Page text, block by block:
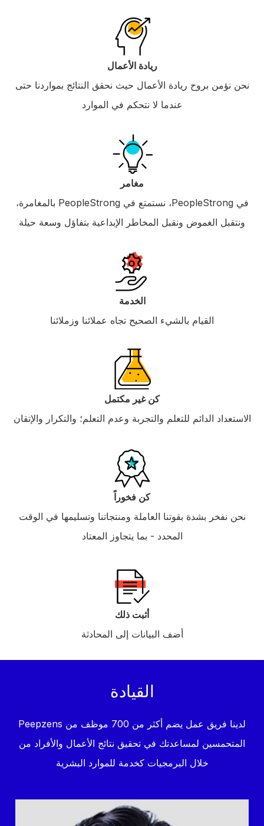
ريادة الأعمال
نحن نؤمن بروح ريادة الأعمال حيث نحقق النتائج بمواردنا حتى
عندما لا نتحكم في الموارد
مغامر
في PeopleStrong، نستمتع في PeopleStrong بالمغامرة،
ونتقبل الغموض ونقبل المخاطر الإبداعية بتفاؤل وسعة حيلة
الخدمة
القيام بالشيء الصحيح تجاه عملائنا وزملائنا
كن غير مكتمل
الاستعداد الدائم للتعلم والتجربة وعدم التعلم؛ والتكرار والإتقان
كن فخوراً
نحن نفخر بشدة بقوتنا العاملة ومنتجاتنا وتسليمها في الوقت
المحدد - بما يتجاوز المعتاد
أثبت ذلك
أضف البيانات إلى المحادثة
القيادة
لدينا فريق عمل يضم أكثر من 700 موظف من Peepzens
المتحمسين لمساعدتك في تحقيق نتائج الأعمال والأفراد من
خلال البرمجيات كخدمة للموارد البشرية